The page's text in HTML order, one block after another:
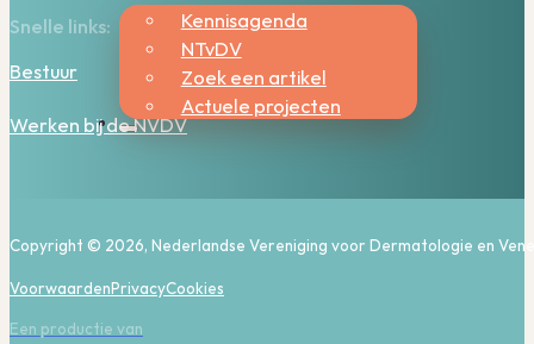
Kennisagenda
NTvDV
Zoek een artikel
Actuele projecten
Snelle links:
Bestuur
Werken bij de NVDV
Copyright © 2026, Nederlandse Vereniging voor Dermatologie en
VoorwaardenPrivacyCookies
Een productie van